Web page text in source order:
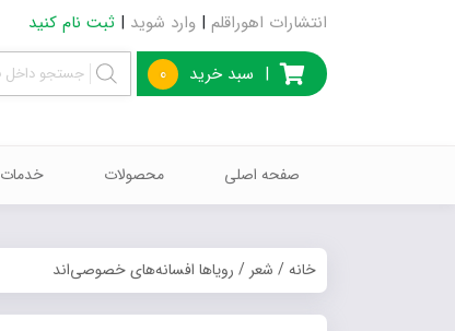
انتشارات اهوراقلم | وارد شوید | ثبت نام کنید
| سبد خرید 0
صفحه اصلی محصولات خدمات
خانه/ شعر / رویاها افسانه‌های خصوصی‌اند